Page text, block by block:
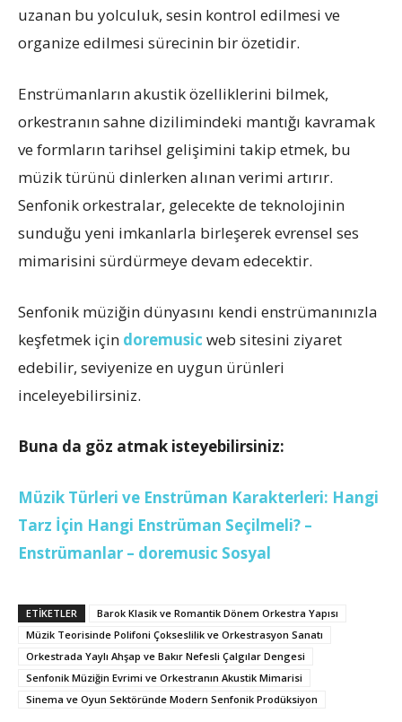
uzanan bu yolculuk, sesin kontrol edilmesi ve
organize edilmesi sürecinin bir özetidir.
Enstrümanların akustik özelliklerini bilmek,
orkestranın sahne dizilimindeki mantığı kavramak
ve formların tarihsel gelişimini takip etmek, bu
müzik türünü dinlerken alınan verimi artırır.
Senfonik orkestralar, gelecekte de teknolojinin
sunduğu yeni imkanlarla birleşerek evrensel ses
mimarisini sürdürmeye devam edecektir.
Senfonik müziğin dünyasını kendi enstrümanınızla
keşfetmek için doremusic web sitesini ziyaret
edebilir, seviyenize en uygun ürünleri
inceleyebilirsiniz.
Buna da göz atmak isteyebilirsiniz:
Müzik Türleri ve Enstrüman Karakterleri: Hangi
Tarz İçin Hangi Enstrüman Seçilmeli? –
Enstrümanlar – doremusic Sosyal
ETİKETLER
Barok Klasik ve Romantik Dönem Orkestra Yapısı
Müzik Teorisinde Polifoni Çokseslilik ve Orkestrasyon Sanatı
Orkestrada Yaylı Ahşap ve Bakır Nefesli Çalgılar Dengesi
Senfonik Müziğin Evrimi ve Orkestranın Akustik Mimarisi
Sinema ve Oyun Sektöründe Modern Senfonik Prodüksiyon